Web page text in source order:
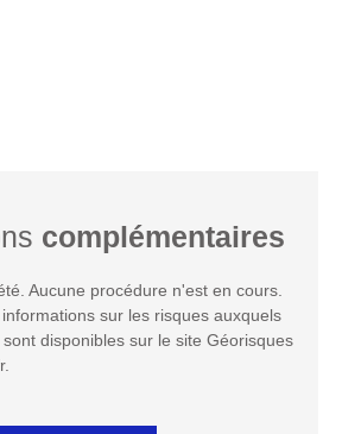
complémentaires
Aucune procédure n'est en cours.
sur les risques auxquels
disponibles sur le site Géorisques